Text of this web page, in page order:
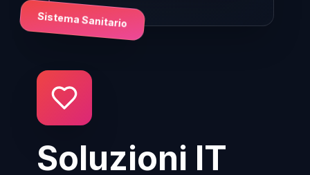
Soluzioni IT
Sistema Sanitario